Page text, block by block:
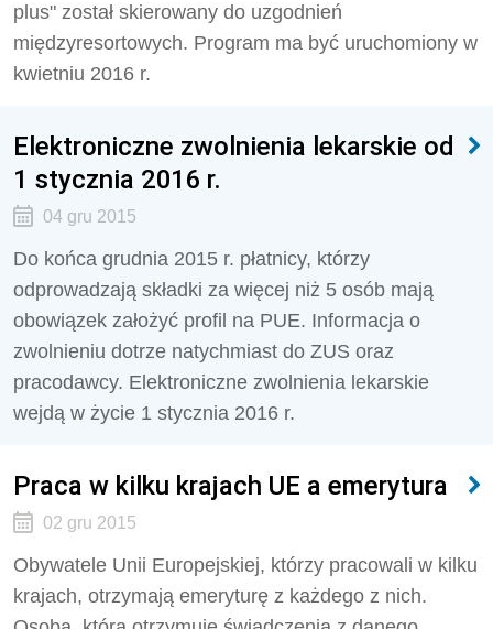
plus" został skierowany do uzgodnień
międzyresortowych. Program ma być uruchomiony w
kwietniu 2016 r.
Elektroniczne zwolnienia lekarskie od
1 stycznia 2016 r.
04 gru 2015
Do końca grudnia 2015 r. płatnicy, którzy
odprowadzają składki za więcej niż 5 osób mają
obowiązek założyć profil na PUE. Informacja o
zwolnieniu dotrze natychmiast do ZUS oraz
pracodawcy. Elektroniczne zwolnienia lekarskie
wejdą w życie 1 stycznia 2016 r.
Praca w kilku krajach UE a emerytura
02 gru 2015
Obywatele Unii Europejskiej, którzy pracowali w kilku
krajach, otrzymają emeryturę z każdego z nich.